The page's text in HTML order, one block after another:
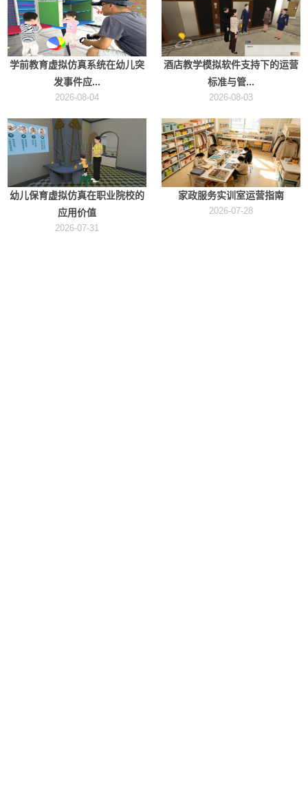
学前教育虚拟仿真系统在幼儿突
发事件应...
2026-08-04
酒店教学模拟软件支持下的运营
标准与管...
2026-08-03
幼儿保育虚拟仿真在职业院校的
应用价值
2026-07-31
家政服务实训室运营指南
2026-07-28